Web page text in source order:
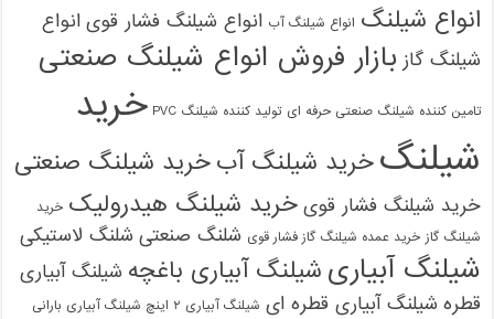
انواع شیلنگ انواع شیلنگ آب انواع شیلنگ فشار قوی انواع
شیلنگ گاز بازار فروش انواع شیلنگ صنعتی
تامین کننده شیلنگ صنعتی حرفه ای تولید کننده شیلنگ PVC
خرید
شیلنگخرید شیلنگ آبخرید شیلنگ صنعتی
خرید شیلنگ فشار قوی خرید شیلنگ هیدرولیک خرید
شیلنگ گاز خرید عمده شیلنگ گاز فشار قوی شلنگ صنعتی شلنگ لاستیکی
شیلنگ آبیاری شیلنگ آبیاری باغچه شیلنگ آبیاری
قطره شیلنگ آبیاری قطره ای شیلنگ آبیاری ۲ اینچ شیلنگ آبیاری بارانی